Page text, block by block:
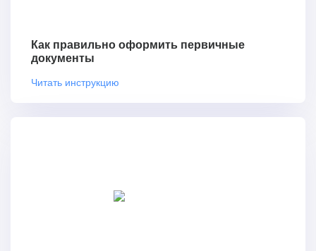
Как правильно оформить первичные
документы
Читать инструкцию